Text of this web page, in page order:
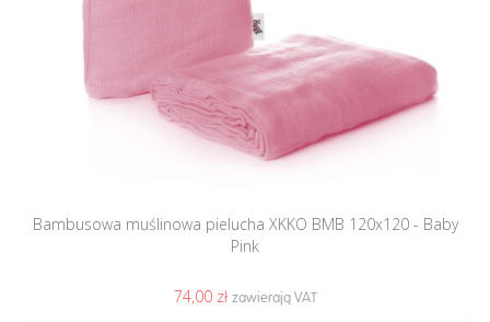
Bambusowa muślinowa pielucha XKKO BMB 120x120 - Baby
Pink
74,00 ‎zł